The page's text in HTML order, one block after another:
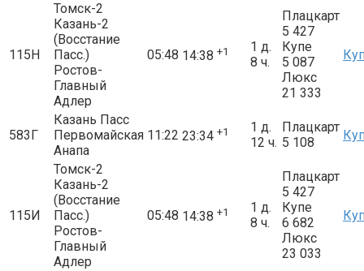
115Н
Томск-2
Казань-2
(Восстание
Пасс.)
Ростов-
Главный
Адлер
05:48 14:38 +1
1 д.
8 ч.
Плацкарт
5 427
Купе
5 087
Люкс
21 333
583Г
Казань Пасс
Первомайская
Анапа
11:22 23:34 +1
1 д.
12 ч.
Плацкарт
5 108
115И
Томск-2
Казань-2
(Восстание
Пасс.)
Ростов-
Главный
Адлер
05:48 14:38 +1
1 д.
8 ч.
Плацкарт
5 427
Купе
6 682
Люкс
23 033